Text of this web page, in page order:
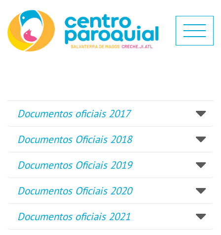
Documentos oficiais 2017
Documentos Oficiais 2018
Documentos Oficiais 2019
Documentos Oficiais 2020
Documentos oficiais 2021